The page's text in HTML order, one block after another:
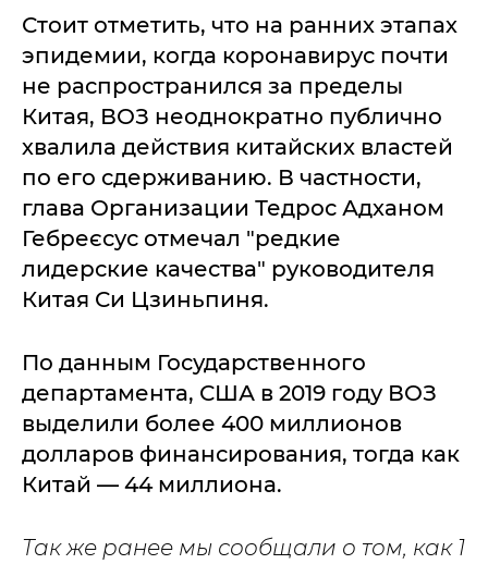
Стоит отметить, что на ранних этапах
эпидемии, когда коронавирус почти
не распространился за пределы
Китая, ВОЗ неоднократно публично
хвалила действия китайских властей
по его сдерживанию. В частности,
глава Организации Тедрос Адханом
Гебреєсус отмечал "редкие
лидерские качества" руководителя
Китая Си Цзиньпиня.
По данным Государственного
департамента, США в 2019 году ВОЗ
выделили более 400 миллионов
долларов финансирования, тогда как
Китай — 44 миллиона.
Так же ранее мы сообщали о том, как 1